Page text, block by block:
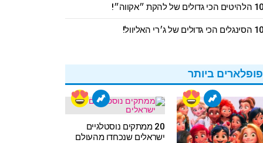
גדולים של להקת ״אקווה״!
הכי גדולים של ג׳רי האליוול!
ביותר
20 ממתקים נוסטלגיים
ישראלים שנכחדו מהעולם